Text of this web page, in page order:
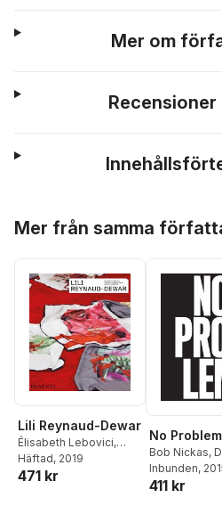
Mer om
Recensioner
Mer från samma
Lili Reynaud-Dewar
Élisabeth Lebovici,
Diedrich Diederichsen
Monika Szewczyk
Häftad, 2019
471 kr
No Problem
Bob Nickas,
Diederichsen
Carmack
Inbunden,
411 kr